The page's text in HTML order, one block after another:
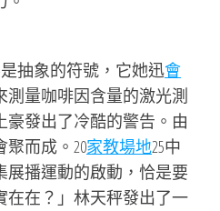
抽象的符號，它她迅會
測量咖啡因含量的激光測
豪發出了冷酷的警告。由
而成。20家教場地25中
展播運動的啟動，恰是要
在在？」林天秤發出了一